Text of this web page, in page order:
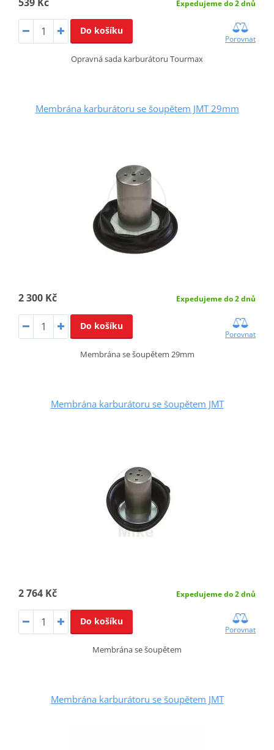
Expedujeme do 2 dnů
Do košíku
Porovnat
Opravná sada karburátoru Tourmax
Membrána karburátoru se šoupětem JMT 29mm
2 300 Kč Expedujeme do 2 dnů
Do košíku
Porovnat
Membrána se šoupětem 29mm
Membrána karburátoru se šoupětem JMT
2 764 Kč Expedujeme do 2 dnů
Do košíku
Porovnat
Membrána se šoupětem
Membrána karburátoru se šoupětem JMT